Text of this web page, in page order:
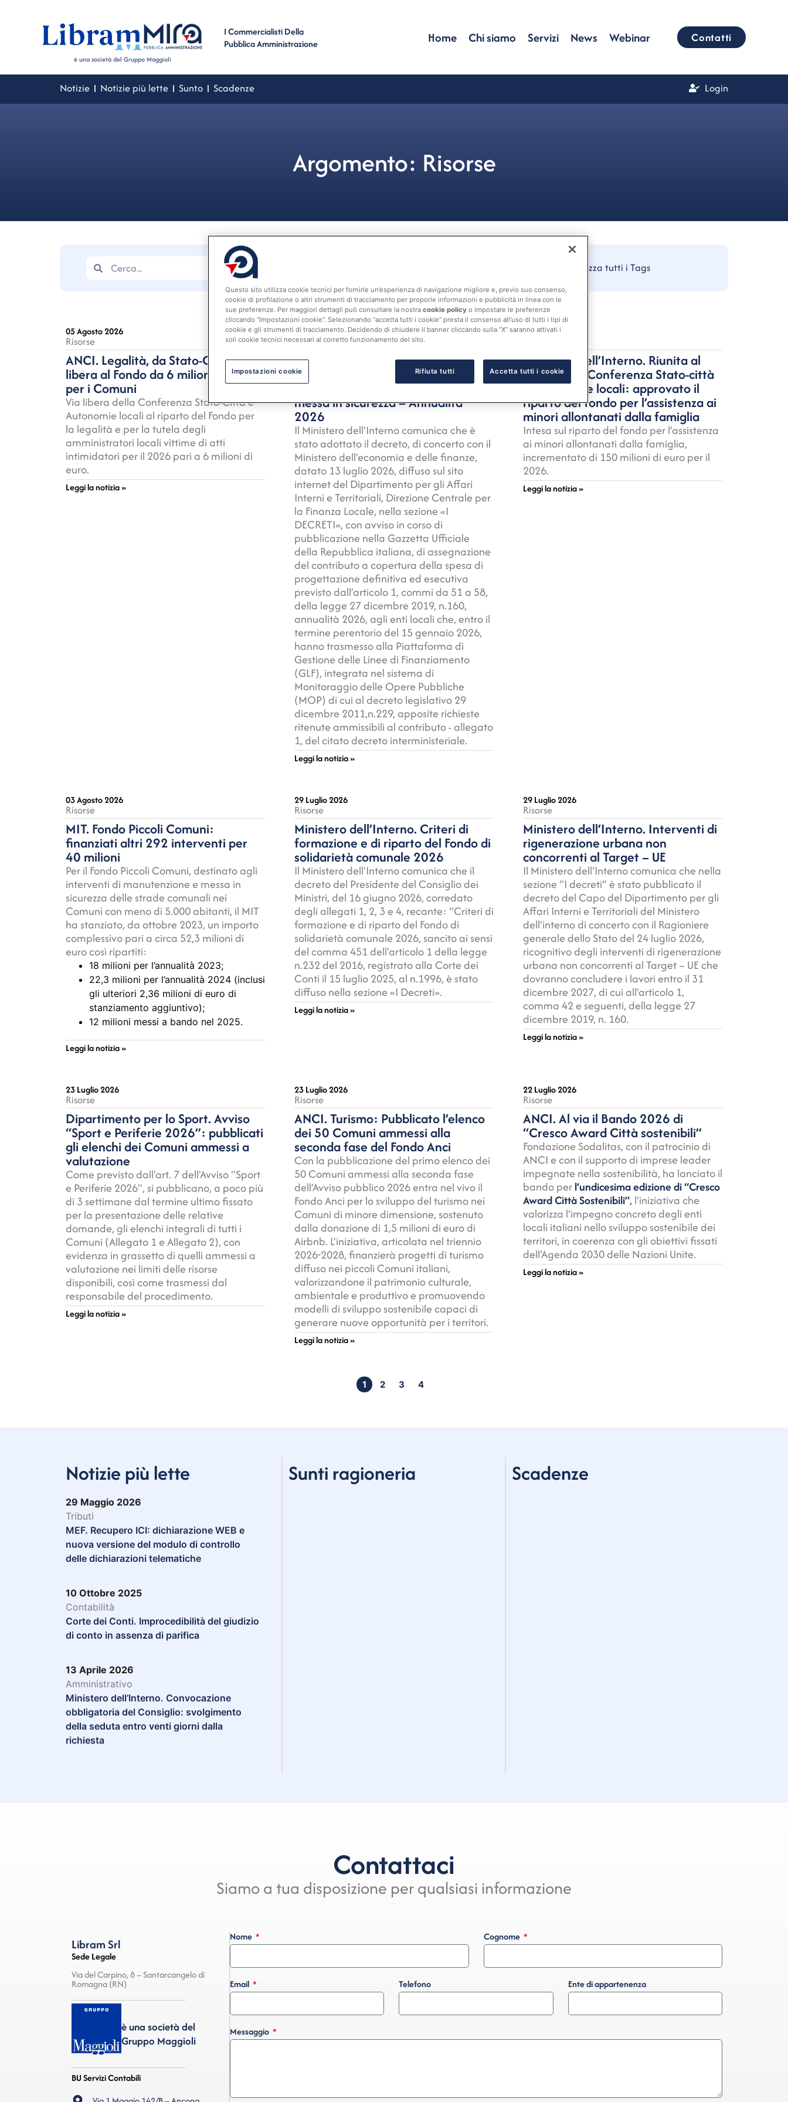
è una società del Gruppo Maggioli
I Commercialisti Della
Pubblica Amministrazione
Home Chi siamo Servizi News Webinar Contatti
Notizie Notizie più lette Sunto Scadenze Login
Argomento: Risorse
Visualizza tutti i Tags
05 Agosto 2026
Risorse
ANCI. Legalità, da Stato-Città via
libera al Fondo da 6 milioni di euro
per i Comuni
Via libera della Conferenza Stato-Città e
Autonomie locali al riparto del Fondo per
la legalità e per la tutela degli
amministratori locali vittime di atti
intimidatori per il 2026 pari a 6 milioni di
euro.
Leggi la notizia »
04 Agosto 2026
Risorse
Ministero dell’Interno. Fondo per la
progettazione definitiva ed
esecutiva relativa ad interventi di
messa in sicurezza – Annualità
2026
Il Ministero dell'Interno comunica che è
stato adottato il decreto, di concerto con il
Ministero dell'economia e delle finanze,
datato 13 luglio 2026, diffuso sul sito
internet del Dipartimento per gli Affari
Interni e Territoriali, Direzione Centrale per
la Finanza Locale, nella sezione «I
DECRETI», con avviso in corso di
pubblicazione nella Gazzetta Ufficiale
della Repubblica italiana, di assegnazione
del contributo a copertura della spesa di
progettazione definitiva ed esecutiva
previsto dall’articolo 1, commi da 51 a 58,
della legge 27 dicembre 2019, n.160,
annualità 2026, agli enti locali che, entro il
termine perentorio del 15 gennaio 2026,
hanno trasmesso alla Piattaforma di
Gestione delle Linee di Finanziamento
(GLF), integrata nel sistema di
Monitoraggio delle Opere Pubbliche
(MOP) di cui al decreto legislativo 29
dicembre 2011,n.229, apposite richieste
ritenute ammissibili al contributo - allegato
1, del citato decreto interministeriale.
Leggi la notizia »
03 Agosto 2026
Ministero dell’Interno. Riunita al
Viminale la Conferenza Stato-città
e autonomie locali: approvato il
riparto del fondo per l’assistenza ai
minori allontanati dalla famiglia
Intesa sul riparto del fondo per l’assistenza
ai minori allontanati dalla famiglia,
incrementato di 150 milioni di euro per il
2026.
Leggi la notizia »
03 Agosto 2026
Risorse
MIT. Fondo Piccoli Comuni:
finanziati altri 292 interventi per
40 milioni
Per il Fondo Piccoli Comuni, destinato agli
interventi di manutenzione e messa in
sicurezza delle strade comunali nei
Comuni con meno di 5.000 abitanti, il MIT
ha stanziato, da ottobre 2023, un importo
complessivo pari a circa 52,3 milioni di
euro così ripartiti:
18 milioni per l’annualità 2023;
22,3 milioni per l’annualità 2024 (inclusi
gli ulteriori 2,36 milioni di euro di
stanziamento aggiuntivo);
12 milioni messi a bando nel 2025.
Leggi la notizia »
29 Luglio 2026
Risorse
Ministero dell’Interno. Criteri di
formazione e di riparto del Fondo di
solidarietà comunale 2026
Il Ministero dell'Interno comunica che il
decreto del Presidente del Consiglio dei
Ministri, del 16 giugno 2026, corredato
degli allegati 1, 2, 3 e 4, recante: “Criteri di
formazione e di riparto del Fondo di
solidarietà comunale 2026, sancito ai sensi
del comma 451 dell'articolo 1 della legge
n.232 del 2016, registrato alla Corte dei
Conti il 15 luglio 2025, al n.1996, è stato
diffuso nella sezione «I Decreti».
Leggi la notizia »
29 Luglio 2026
Risorse
Ministero dell’Interno. Interventi di
rigenerazione urbana non
concorrenti al Target – UE
Il Ministero dell'Interno comunica che nella
sezione “I decreti” è stato pubblicato il
decreto del Capo del Dipartimento per gli
Affari Interni e Territoriali del Ministero
dell’interno di concerto con il Ragioniere
generale dello Stato del 24 luglio 2026,
ricognitivo degli interventi di rigenerazione
urbana non concorrenti al Target – UE che
dovranno concludere i lavori entro il 31
dicembre 2027, di cui all’articolo 1,
comma 42 e seguenti, della legge 27
dicembre 2019, n. 160.
Leggi la notizia »
23 Luglio 2026
Risorse
Dipartimento per lo Sport. Avviso
“Sport e Periferie 2026”: pubblicati
gli elenchi dei Comuni ammessi a
valutazione
Come previsto dall'art. 7 dell'Avviso "Sport
e Periferie 2026", si pubblicano, a poco più
di 3 settimane dal termine ultimo fissato
per la presentazione delle relative
domande, gli elenchi integrali di tutti i
Comuni (Allegato 1 e Allegato 2), con
evidenza in grassetto di quelli ammessi a
valutazione nei limiti delle risorse
disponibili, così come trasmessi dal
responsabile del procedimento.
Leggi la notizia »
23 Luglio 2026
Risorse
ANCI. Turismo: Pubblicato l’elenco
dei 50 Comuni ammessi alla
seconda fase del Fondo Anci
Con la pubblicazione del primo elenco dei
50 Comuni ammessi alla seconda fase
dell’Avviso pubblico 2026 entra nel vivo il
Fondo Anci per lo sviluppo del turismo nei
Comuni di minore dimensione, sostenuto
dalla donazione di 1,5 milioni di euro di
Airbnb. L’iniziativa, articolata nel triennio
2026-2028, finanzierà progetti di turismo
diffuso nei piccoli Comuni italiani,
valorizzandone il patrimonio culturale,
ambientale e produttivo e promuovendo
modelli di sviluppo sostenibile capaci di
generare nuove opportunità per i territori.
Leggi la notizia »
22 Luglio 2026
Risorse
ANCI. Al via il Bando 2026 di
“Cresco Award Città sostenibili”
Fondazione Sodalitas, con il patrocinio di
ANCI e con il supporto di imprese leader
impegnate nella sostenibilità, ha lanciato il
bando perl’undicesima edizione di “Cresco
Award Città Sostenibili”,l’iniziativa che
valorizza l’impegno concreto degli enti
locali italiani nello sviluppo sostenibile dei
territori, in coerenza con gli obiettivi fissati
dell’Agenda 2030 delle Nazioni Unite.
Leggi la notizia »
1 2 3 4
Notizie più lette
29 Maggio 2026
Tributi
MEF. Recupero ICI: dichiarazione WEB e
nuova versione del modulo di controllo
delle dichiarazioni telematiche
10 Ottobre 2025
Contabilità
Corte dei Conti. Improcedibilità del giudizio
di conto in assenza di parifica
13 Aprile 2026
Amministrativo
Ministero dell’Interno. Convocazione
obbligatoria del Consiglio: svolgimento
della seduta entro venti giorni dalla
richiesta
Sunti ragioneria Scadenze
Contattaci
Siamo a tua disposizione per qualsiasi informazione
Libram Srl
Sede Legale
Via del Carpino, 8 – Santarcangelo di
Romagna (RN)
è una società del
Gruppo Maggioli
BU Servizi Contabili
Nome Cognome
Email Telefono Ente di appartenenza
Messaggio
Questo sito utilizza cookie tecnici per fornirle un’esperienza di navigazione migliore e, previo suo consenso,
cookie di profilazione o altri strumenti di tracciamento per proporle informazioni e pubblicità in linea con le
sue preferenze. Per maggiori dettagli può consultare la nostra cookie policy o impostare le preferenze
cliccando “Impostazioni cookie”. Selezionando “accetta tutti i cookie” presta il consenso all’uso di tutti i tipi di
cookie e gli strumenti di tracciamento. Decidendo di chiudere il banner cliccando sulla “X” saranno attivati i
soli cookie tecnici necessari al corretto funzionamento del sito.
Rifiuta tutti Accetta tutti i cookie
Impostazioni cookie